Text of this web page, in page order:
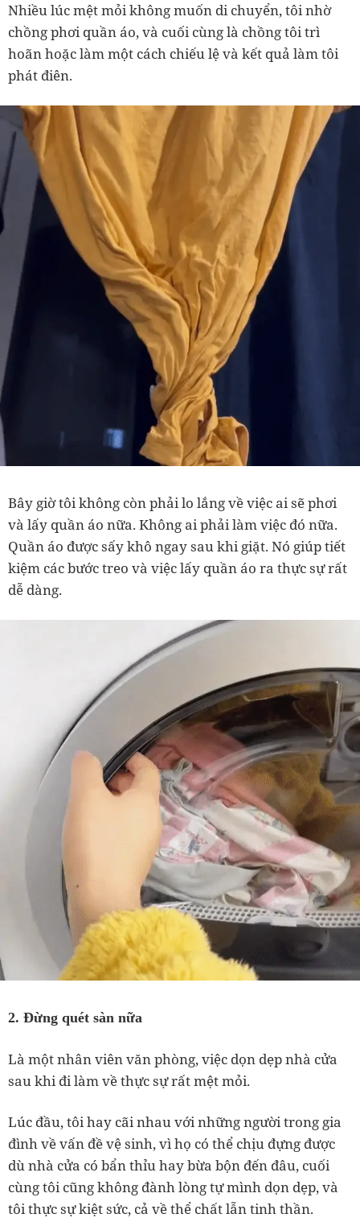
Nhiều lúc mệt mỏi không muốn di chuyển, tôi nhờ
chồng phơi quần áo, và cuối cùng là chồng tôi trì
hoãn hoặc làm một cách chiếu lệ và kết quả làm tôi
phát điên.
Bây giờ tôi không còn phải lo lắng về việc ai sẽ phơi
và lấy quần áo nữa. Không ai phải làm việc đó nữa.
Quần áo được sấy khô ngay sau khi giặt. Nó giúp tiết
kiệm các bước treo và việc lấy quần áo ra thực sự rất
dễ dàng.
2. Đừng quét sàn nữa
Là một nhân viên văn phòng, việc dọn dẹp nhà cửa
sau khi đi làm về thực sự rất mệt mỏi.
Lúc đầu, tôi hay cãi nhau với những người trong gia
đình về vấn đề vệ sinh, vì họ có thể chịu đựng được
dù nhà cửa có bẩn thỉu hay bừa bộn đến đâu, cuối
cùng tôi cũng không đành lòng tự mình dọn dẹp, và
tôi thực sự kiệt sức, cả về thể chất lẫn tinh thần.